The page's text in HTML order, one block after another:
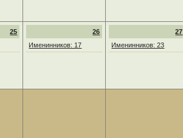
25
26
Именинников: 17
27
Именинников: 23